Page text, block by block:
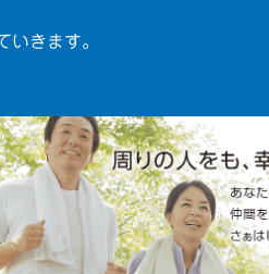
いきます。